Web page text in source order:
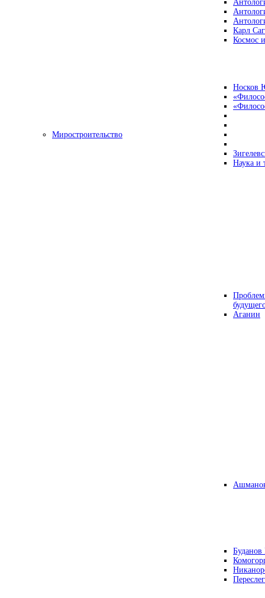
Карл
Космос
Носков
Миростроительство
Наука и
Аганин
Буданов